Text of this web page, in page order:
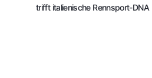
trifft italienische Rennsport-DNA